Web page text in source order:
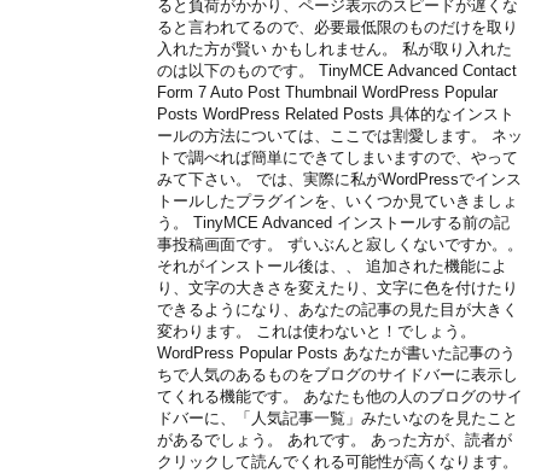
ると負荷がかかり、ページ表示のスピードが遅くな
ると言われてるので、必要最低限のものだけを取り
入れた方が賢い かもしれません。 私が取り入れた
のは以下のものです。 TinyMCE Advanced Contact
Form 7 Auto Post Thumbnail WordPress Popular
Posts WordPress Related Posts 具体的なインスト
ールの方法については、ここでは割愛します。 ネッ
トで調べれば簡単にできてしまいますので、やって
みて下さい。 では、実際に私がWordPressでインス
トールしたプラグインを、いくつか見ていきましょ
う。 TinyMCE Advanced インストールする前の記
事投稿画面です。 ずいぶんと寂しくないですか。。
それがインストール後は、、 追加された機能によ
り、文字の大きさを変えたり、文字に色を付けたり
できるようになり、あなたの記事の見た目が大きく
変わります。 これは使わないと！でしょう。
WordPress Popular Posts あなたが書いた記事のう
ちで人気のあるものをブログのサイドバーに表示し
てくれる機能です。 あなたも他の人のブログのサイ
ドバーに、「人気記事一覧」みたいなのを見たこと
があるでしょう。 あれです。 あった方が、読者が
クリックして読んでくれる可能性が高くなります。